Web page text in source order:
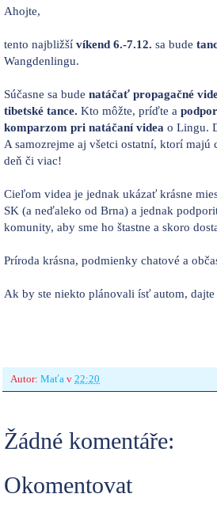
Ahojte,
tento najbližší víkend 6.-7.12. sa bude
Wangdenlingu.
Súčasne sa bude natáčať propagačné
tibetské tance. Kto môžte, príďte a
komparzom pri natáčaní videa o Lingu.
A samozrejme aj všetci ostatní, ktorí
deň či viac!
Cieľom videa je jednak ukázať krásne
SK (a neďaleko od Brna) a jednak
komunity, aby sme ho štastne a skoro
Príroda krásna, podmienky chatové a
Ak by ste niekto plánovali ísť autom,
Autor: Maťa v 22:20
Žádné komentáře:
Okomentovat